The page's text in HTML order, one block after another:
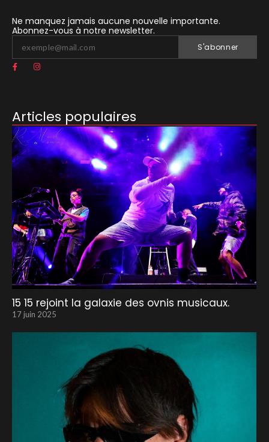
Ne manquez jamais aucune nouvelle importante.
Abonnez-vous à notre newsletter.
S'abonner
Articles populaires
15 15 rejoint la galaxie des ovnis musicaux.
17 juin 2025